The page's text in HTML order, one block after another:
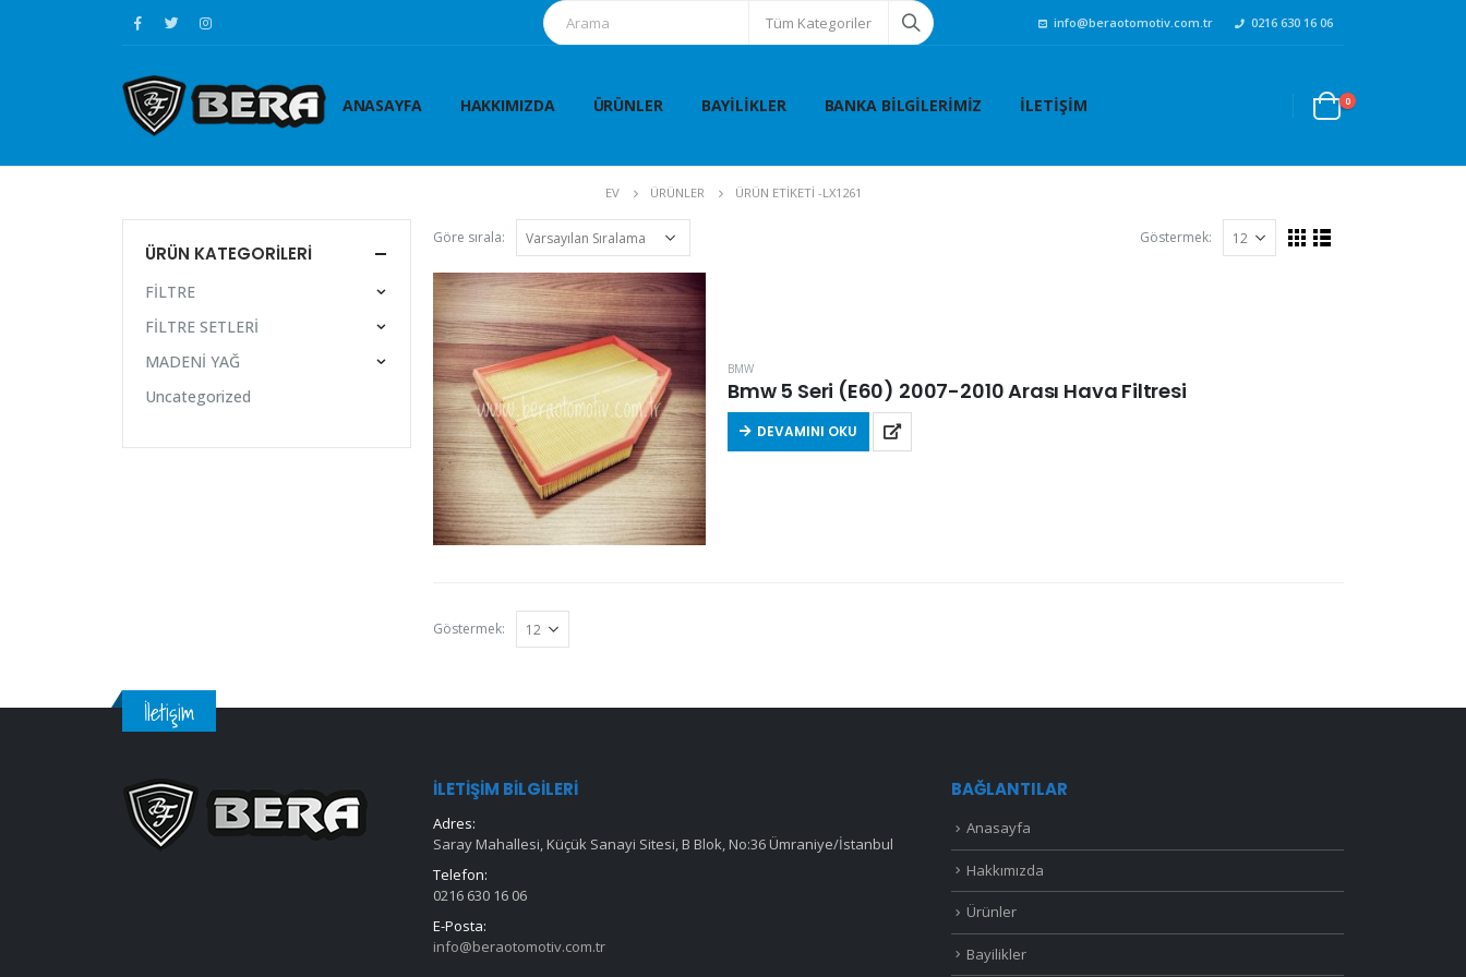
Tüm Kategoriler info@beraotomotiv.com.tr 0216 630 16 06
ANASAYFA HAKKIMIZDA ÜRÜNLER BAYILIKLER BANKA BILGILERIMIZ İLETIŞIM 0
EV ÜRÜNLER ÜRÜN ETIKETI -LX1261
Göre sırala: Göstermek:
BMW
Bmw 5 Seri (E60) 2007-2010 Arası Hava Filtresi
DEVAMINI OKU
Göstermek:
ÜRÜN KATEGORILERI
FİLTRE
FİLTRE SETLERİ
MADENİ YAĞ
Uncategorized
İletişim
İLETIŞIM BILGILERI
Adres:
Saray Mahallesi, Küçük Sanayi Sitesi, B Blok, No:36 Ümraniye/İstanbul
Telefon:
0216 630 16 06
E-Posta:
info@beraotomotiv.com.tr
BAĞLANTILAR
Anasayfa
Hakkımızda
Ürünler
Bayilikler